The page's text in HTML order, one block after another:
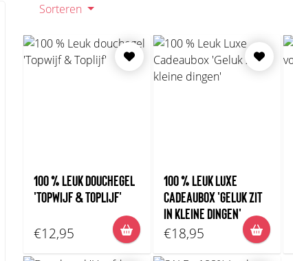
Sorteren
100 % LEUK DOUCHEGEL
'TOPWIJF & TOPLIJF'
€12,95
100 % LEUK LUXE
CADEAUBOX 'GELUK ZIT
IN KLEINE DINGEN'
€18,95